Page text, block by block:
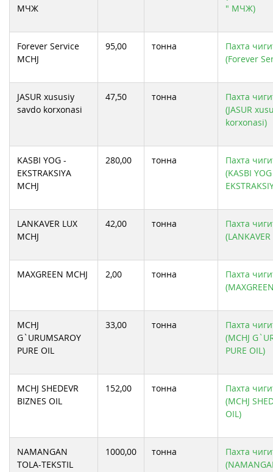
МЧЖ
" МЧЖ)
Forever Service
MCHJ
95,00 тонна
Пахта
(Forever
JASUR xususiy
savdo korxonasi
47,50 тонна
Пахта
(JASUR
korxonasi)
KASBI YOG -
EKSTRAKSIYA
MCHJ
280,00 тонна
Пахта
(KASBI
LANKAVER LUX
MCHJ
42,00 тонна
Пахта
MAXGREEN MCHJ 2,00 тонна
Пахта
MCHJ
G`URUMSAROY
PURE OIL
33,00 тонна
Пахта
(MCHJ
PURE OIL)
MCHJ SHEDEVR
BIZNES OIL
152,00 тонна
Пахта
(MCHJ
OIL)
NAMANGAN
TOLA-TEKSTIL
1000,00 тонна
Пахта